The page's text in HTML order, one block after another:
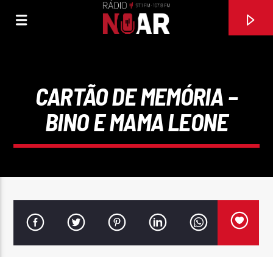
FAIXA ATUAL
CARTÃO DE MEMÓRIA –
BINO E MAMA LEONE